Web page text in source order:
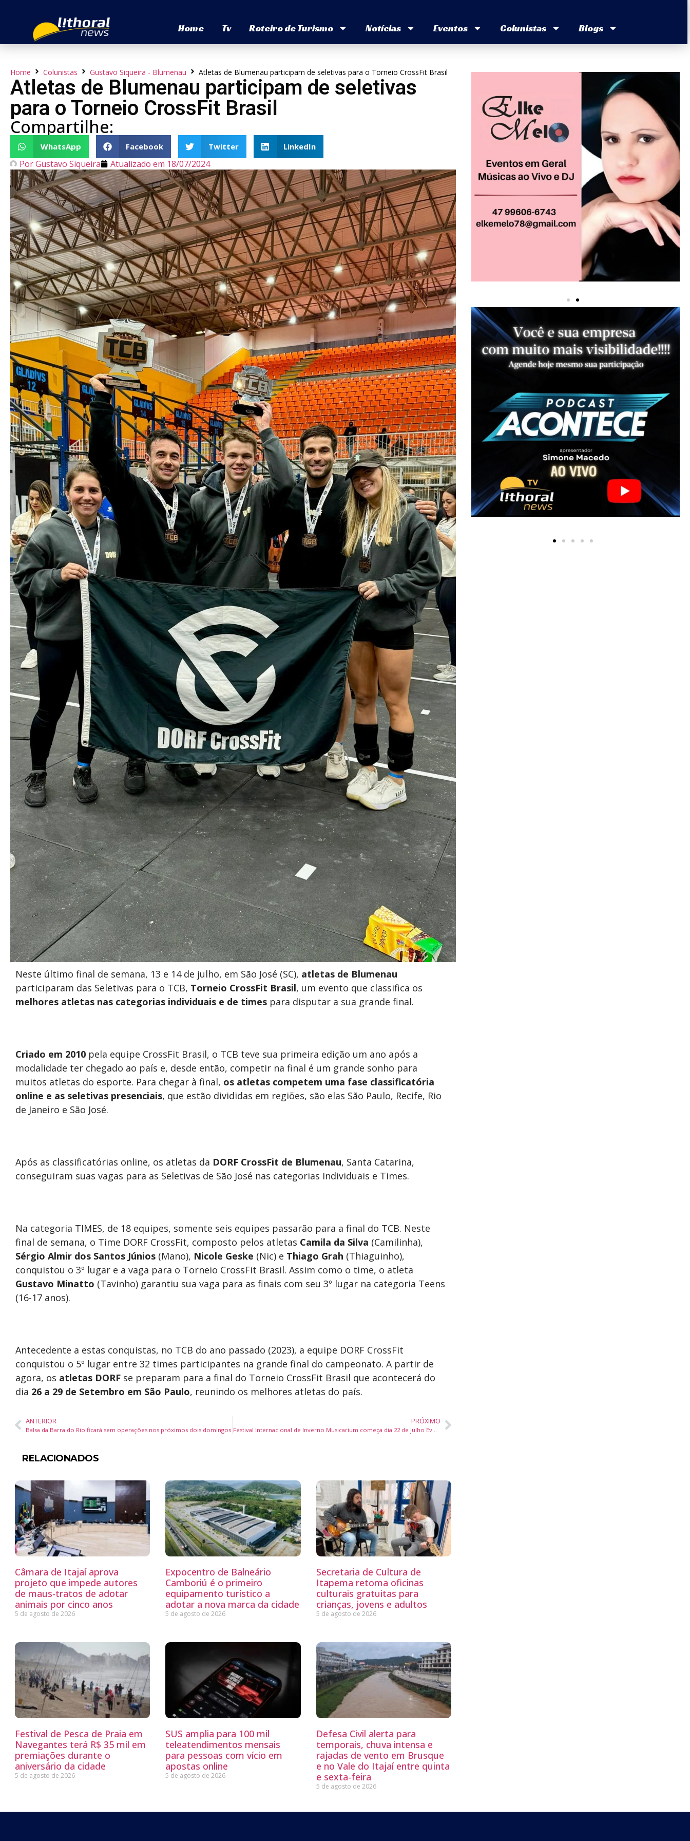
Home Tv Roteiro de Turismo Notícias Eventos Colunistas Blogs
Home Colunistas Gustavo Siqueira - Blumenau Atletas de Blumenau participam de seletivas para o Torneio CrossFit Brasil
Atletas de Blumenau participam de seletivas
para o Torneio CrossFit Brasil
Compartilhe:
WhatsApp Facebook Twitter LinkedIn
PorGustavo Siqueira Atualizado em 18/07/2024
Neste último final de semana, 13 e 14 de julho, em São José (SC), atletas de Blumenau
participaram das Seletivas para o TCB, Torneio CrossFit Brasil, um evento que classifica os
melhores atletas nas categorias individuais e de times para disputar a sua grande final.
Criado em 2010 pela equipe CrossFit Brasil, o TCB teve sua primeira edição um ano após a
modalidade ter chegado ao país e, desde então, competir na final é um grande sonho para
muitos atletas do esporte. Para chegar à final, os atletas competem uma fase classificatória
online e as seletivas presenciais, que estão divididas em regiões, são elas São Paulo, Recife, Rio
de Janeiro e São José.
Após as classificatórias online, os atletas da DORF CrossFit de Blumenau, Santa Catarina,
conseguiram suas vagas para as Seletivas de São José nas categorias Individuais e Times.
Na categoria TIMES, de 18 equipes, somente seis equipes passarão para a final do TCB. Neste
final de semana, o Time DORF CrossFit, composto pelos atletas Camila da Silva (Camilinha),
Sérgio Almir dos Santos Júnios (Mano), Nicole Geske (Nic) e Thiago Grah (Thiaguinho),
conquistou o 3º lugar e a vaga para o Torneio CrossFit Brasil. Assim como o time, o atleta
Gustavo Minatto (Tavinho) garantiu sua vaga para as finais com seu 3º lugar na categoria Teens
(16-17 anos).
Antecedente a estas conquistas, no TCB do ano passado (2023), a equipe DORF CrossFit
conquistou o 5º lugar entre 32 times participantes na grande final do campeonato. A partir de
agora, os atletas DORF se preparam para a final do Torneio CrossFit Brasil que acontecerá do
dia 26 a 29 de Setembro em São Paulo, reunindo os melhores atletas do país.
ANTERIOR
Balsa da Barra do Rio ficará sem operações nos próximos dois domingos
PRÓXIMO
RELACIONADOS
Câmara de Itajaí aprova
projeto que impede autores
de maus-tratos de adotar
animais por cinco anos
5 de agosto de 2026
Expocentro de Balneário
Camboriú é o primeiro
equipamento turístico a
adotar a nova marca da cidade
5 de agosto de 2026
Secretaria de Cultura de
Itapema retoma oficinas
culturais gratuitas para
crianças, jovens e adultos
5 de agosto de 2026
Festival de Pesca de Praia em
Navegantes terá R$ 35 mil em
premiações durante o
aniversário da cidade
5 de agosto de 2026
SUS amplia para 100 mil
teleatendimentos mensais
para pessoas com vício em
apostas online
5 de agosto de 2026
Defesa Civil alerta para
temporais, chuva intensa e
rajadas de vento em Brusque
e no Vale do Itajaí entre quinta
e sexta-feira
5 de agosto de 2026